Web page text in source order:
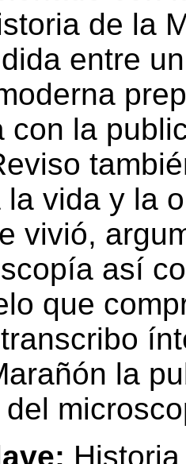
de la
entre
con la
la vida y la
vivió,
así
que
la